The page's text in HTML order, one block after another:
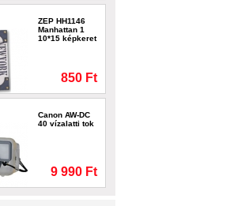
ZEP HH1146
Manhattan 1
10*15 képkeret
850 Ft
Canon AW-DC
40 vízalatti tok
9 990 Ft